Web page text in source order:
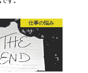
仕事の悩み